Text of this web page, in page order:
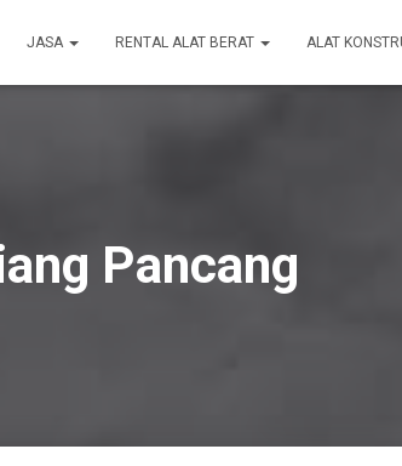
JASA RENTAL ALAT BERAT ALAT
Pancang